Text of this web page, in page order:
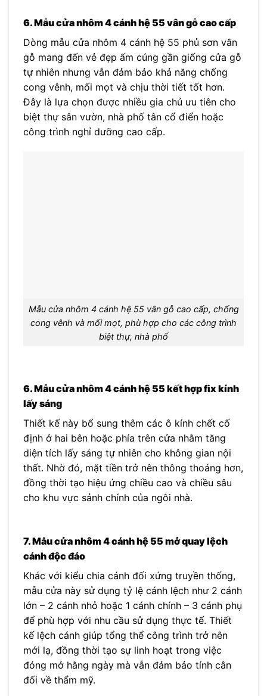
6. Mẫu cửa nhôm 4 cánh hệ 55 vân gỗ cao cấp
Dòng mẫu cửa nhôm 4 cánh hệ 55 phủ sơn vân
gỗ mang đến vẻ đẹp ấm cúng gần giống cửa gỗ
tự nhiên nhưng vẫn đảm bảo khả năng chống
cong vênh, mối mọt và chịu thời tiết tốt hơn.
Đây là lựa chọn được nhiều gia chủ ưu tiên cho
biệt thự sân vườn, nhà phố tân cổ điển hoặc
công trình nghỉ dưỡng cao cấp.
Mẫu cửa nhôm 4 cánh hệ 55 vân gỗ cao cấp, chống
cong vênh và mối mọt, phù hợp cho các công trình
biệt thự, nhà phố
6. Mẫu cửa nhôm 4 cánh hệ 55 kết hợp fix kính
lấy sáng
Thiết kế này bổ sung thêm các ô kính chết cố
định ở hai bên hoặc phía trên cửa nhằm tăng
diện tích lấy sáng tự nhiên cho không gian nội
thất. Nhờ đó, mặt tiền trở nên thông thoáng hơn,
đồng thời tạo hiệu ứng chiều cao và chiều sâu
cho khu vực sảnh chính của ngôi nhà.
7. Mẫu cửa nhôm 4 cánh hệ 55 mở quay lệch
cánh độc đáo
Khác với kiểu chia cánh đối xứng truyền thống,
mẫu cửa này sử dụng tỷ lệ cánh lệch như 2 cánh
lớn – 2 cánh nhỏ hoặc 1 cánh chính – 3 cánh phụ
để phù hợp với nhu cầu sử dụng thực tế. Thiết
kế lệch cánh giúp tổng thể công trình trở nên
mới lạ, đồng thời tạo sự linh hoạt trong việc
đóng mở hằng ngày mà vẫn đảm bảo tính cân
đối về thẩm mỹ.